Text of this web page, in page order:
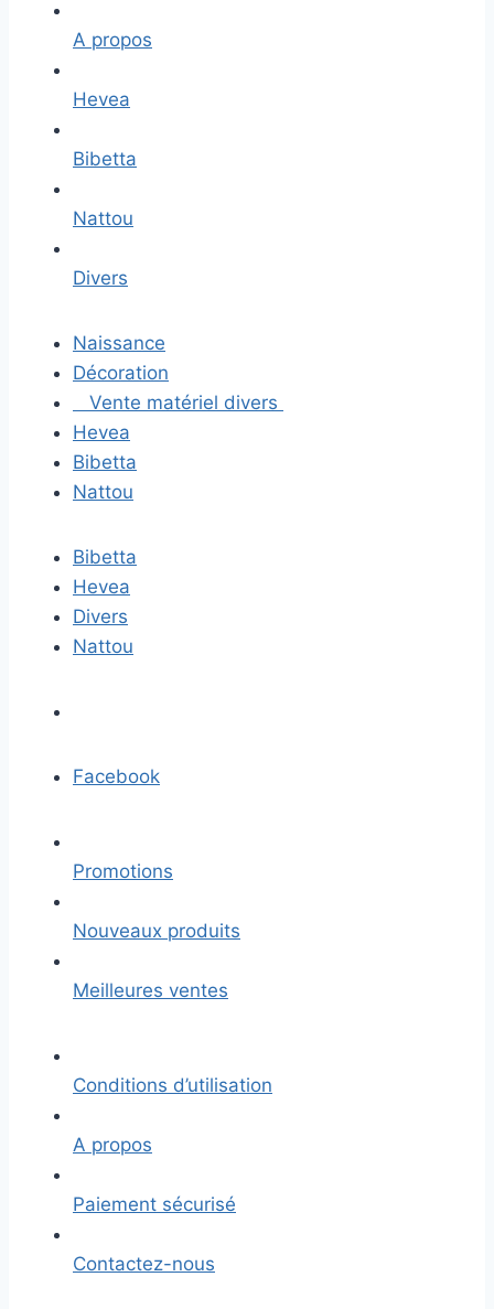
A propos
Hevea
Bibetta
Nattou
Divers
Naissance
Décoration
Vente matériel divers
Hevea
Bibetta
Nattou
Bibetta
Hevea
Divers
Nattou
Facebook
Promotions
Nouveaux produits
Meilleures ventes
Conditions d’utilisation
A propos
Paiement sécurisé
Contactez-nous